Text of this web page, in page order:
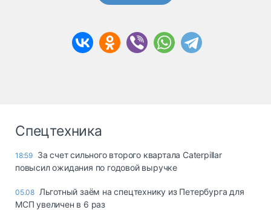
Спецтехника
18:59 За счет сильного второго квартала Caterpillar
повысил ожидания по годовой выручке
05.08 Льготный заём на спецтехнику из Петербурга для
МСП увеличен в 6 раз